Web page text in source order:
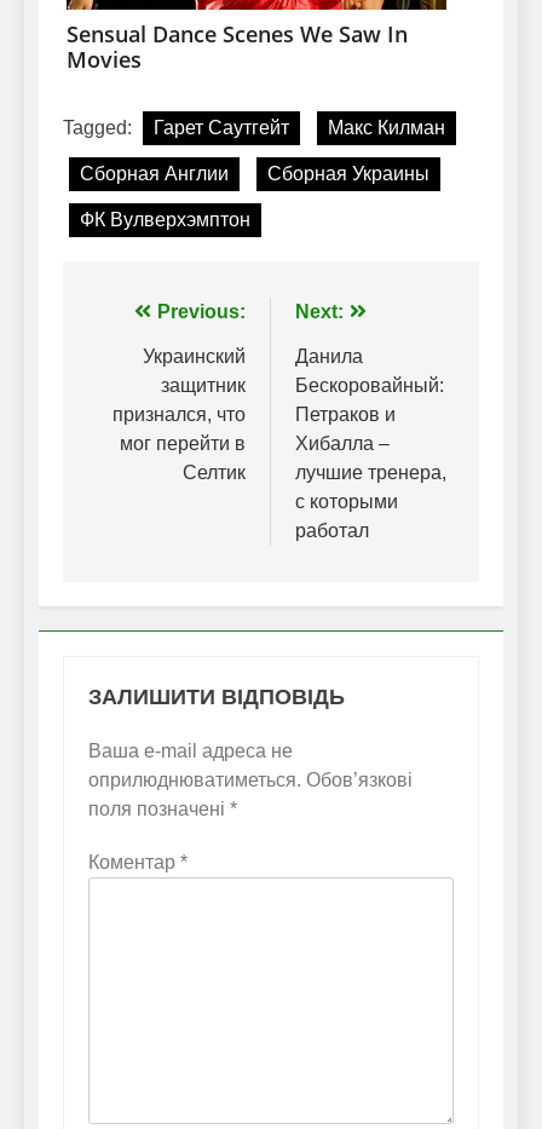
Tagged: Гарет Саутгейт Макс Килман
Сборная Англии Сборная Украины
ФК Вулверхэмптон
Навігація
записів
Previous:
Украинский
защитник
признался, что
мог перейти в
Селтик
Next:
Данила
Бескоровайный:
Петраков и
Хибалла –
лучшие тренера,
с которыми
работал
ЗАЛИШИТИ ВІДПОВІДЬ
Ваша e-mail адреса не
оприлюднюватиметься. Обов’язкові
поля позначені *
Коментар *